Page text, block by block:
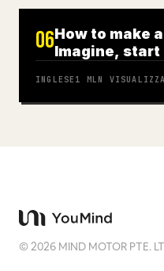
06How to make
Imagine,
INGLESE 1 MLN
©2026 MIND MOTOR PTE.